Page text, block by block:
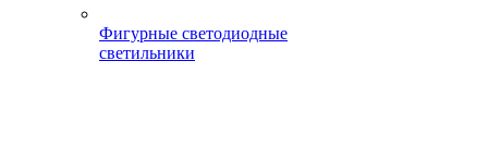
Фигурные светодиодные
светильники